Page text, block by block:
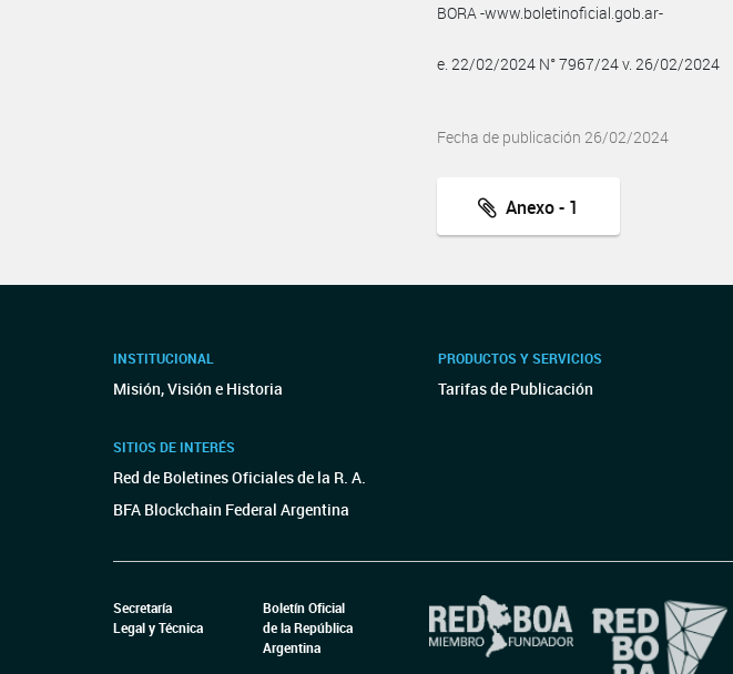
BORA -www.boletinoficial.gob.ar-
e. 22/02/2024 N° 7967/24 v. 26/02/2024
Fecha de publicación 26/02/2024
Anexo - 1
INSTITUCIONAL
Misión, Visión e Historia
SITIOS DE INTERÉS
Red de Boletines Oficiales de la R. A.
BFA Blockchain Federal Argentina
PRODUCTOS Y SERVICIOS
Tarifas de Publicación
Secretaría
Legal y Técnica
Boletín Oficial
de la República
Argentina